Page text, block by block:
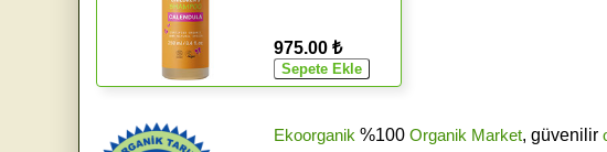
975.00 ₺
Ekoorganik %100 Organik Market, güvenilir